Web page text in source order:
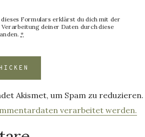
Formulars erklärst du dich mit der
Verarbeitung deiner Daten durch diese
*
Akismet, um Spam zu reduzieren.
verarbeitet werden.